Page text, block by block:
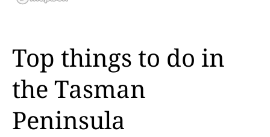
Top things to do in
the Tasman
Peninsula